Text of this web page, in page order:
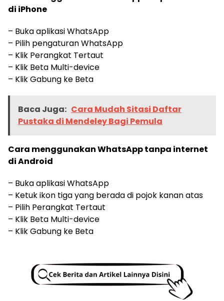
di iPhone
– Buka aplikasi WhatsApp
– Pilih pengaturan WhatsApp
– Klik Perangkat Tertaut
– Klik Beta Multi-device
– Klik Gabung ke Beta
Baca Juga: Cara Mudah Sitasi Daftar
Pustaka di Mendeley Bagi Pemula
Cara menggunakan WhatsApp tanpa internet
di Android
– Buka aplikasi WhatsApp
– Ketuk ikon tiga yang berada di pojok kanan atas
– Pilih Perangkat Tertaut
– Klik Beta Multi-device
– Klik Gabung ke Beta